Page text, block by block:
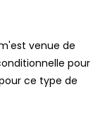
venue de
pour
ce type de